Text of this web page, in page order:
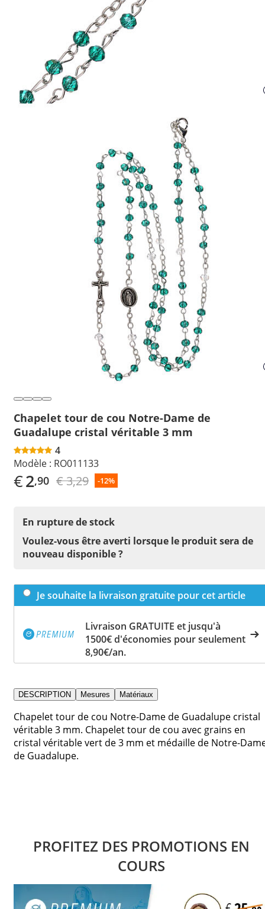
Chapelet tour de cou Notre-Dame de
Guadalupe cristal véritable 3 mm
4
Modèle : RO011133
€2,90 € 3,29 -12%
En rupture de stock
Voulez-vous être averti lorsque le produit sera de
nouveau disponible ?
Je souhaite la livraison gratuite pour cet article
Livraison GRATUITE et jusqu'à
1500€ d'économies pour seulement
8,90€/an.
DESCRIPTION Mesures Matériaux
Chapelet tour de cou Notre-Dame de Guadalupe cristal
véritable 3 mm. Chapelet tour de cou avec grains en
cristal véritable vert de 3 mm et médaille de Notre-
de Guadalupe.
PROFITEZ DES PROMOTIONS EN
COURS